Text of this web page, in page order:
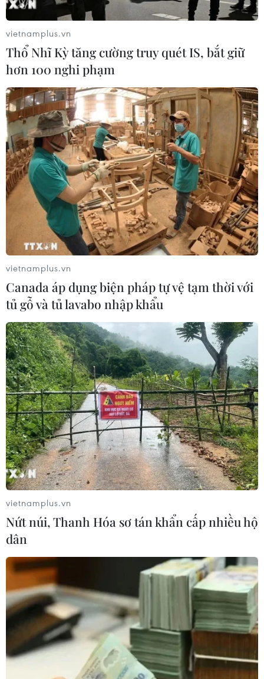
nợ xấu thẻ tín dụng của
Eximbank
Thống đốc yêu cầu lãnh đạo Eximbank khẩn
trương xác minh vụ việc, bảo vệ quyền, lợi ích
chính đáng của khách hàng và ngân hàng liên
quan đến vụ việc nợ xấu đang gây xôn xao dư
luận.
(TTXVN/Vietnam+)
#eximbank #thẻ tín dụng
#nợ xấu
Tp. Hồ Chí Minh
Theo dõi VietnamPlus
vietnamplus.vn
Thổ Nhĩ Kỳ tăng cường truy quét IS, bắt giữ
hơn 100 nghi phạm
vietnamplus.vn
Canada áp dụng biện pháp tự vệ tạm thời với
tủ gỗ và tủ lavabo nhập khẩu
vietnamplus.vn
Nứt núi, Thanh Hóa sơ tán khẩn cấp nhiều hộ
dân